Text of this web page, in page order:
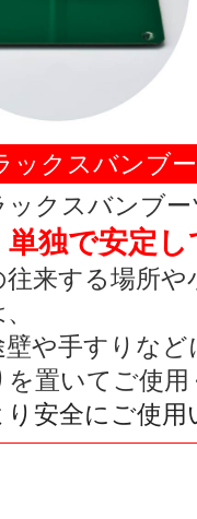
ックスバンブ
ックスバンブ
単独で安定
往来する場所
や手すりなど
を置いてご使
安全にご使用